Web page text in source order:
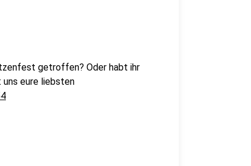
getroffen? Oder habt ihr
uns eure liebsten